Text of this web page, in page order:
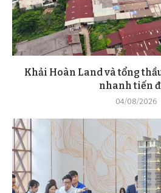
Khải Hoàn Land và tổng
nhanh tiến
04/08/2026